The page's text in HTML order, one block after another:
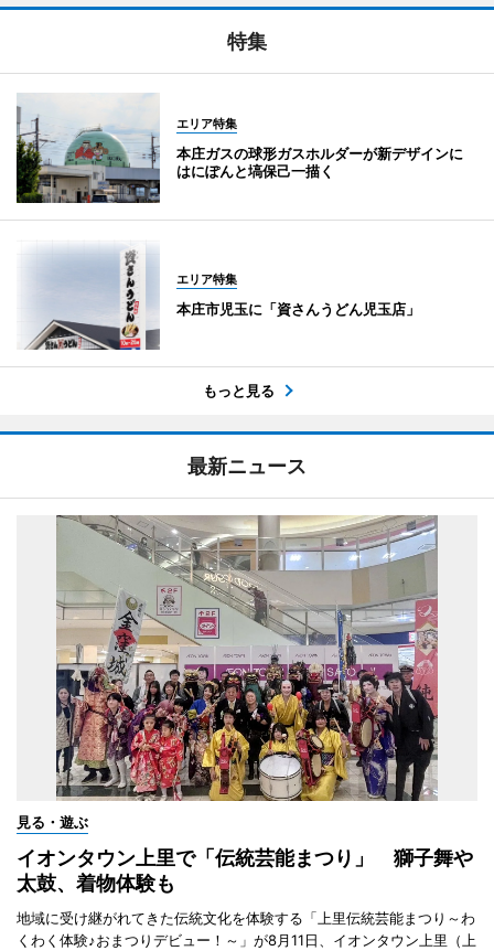
特集
エリア特集
本庄ガスの球形ガスホルダーが新デザインに
はにぽんと塙保己一描く
エリア特集
本庄市児玉に「資さんうどん児玉店」
もっと見る
最新ニュース
見る・遊ぶ
イオンタウン上里で「伝統芸能まつり」 獅子舞や
太鼓、着物体験も
地域に受け継がれてきた伝統文化を体験する「上里伝統芸能まつり～わ
くわく体験♪おまつりデビュー！～」が8月11日、イオンタウン上里（上